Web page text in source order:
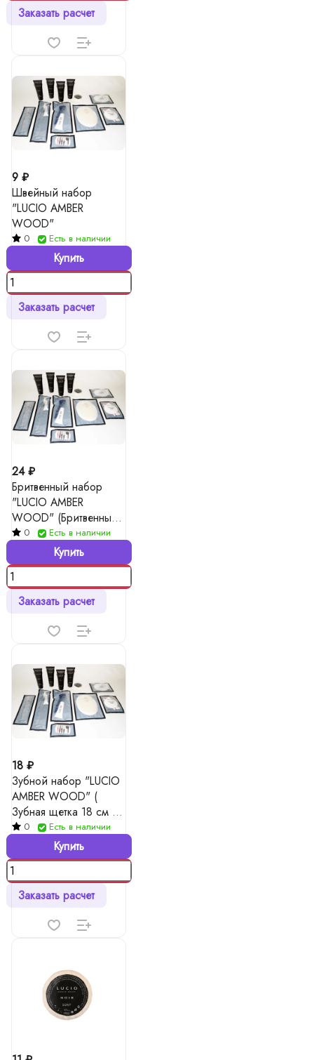
Заказать расчет
9 ₽
Швейный набор
"LUCIO AMBER
WOOD"
0 Есть в наличии
Купить
Заказать расчет
24 ₽
Бритвенный набор
"LUCIO AMBER
WOOD" (Бритвенный
станок 2 лезвия +
крем для бритья в
тубе 10 гр)
0 Есть в наличии
Купить
Заказать расчет
18 ₽
Зубной набор "LUCIO
AMBER WOOD" (
Зубная щетка 18 см +
зубная паста в тубе 4
0 Есть в наличии
Купить
Заказать расчет